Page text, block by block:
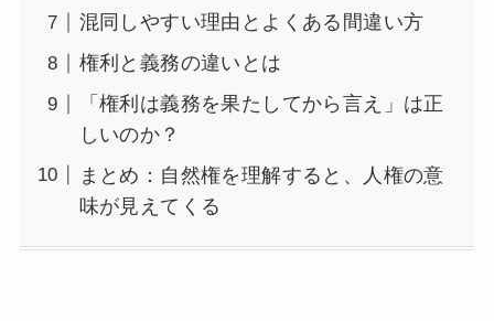
混同しやすい理由とよくある間違い方
権利と義務の違いとは
「権利は義務を果たしてから言え」は正
しいのか？
まとめ：自然権を理解すると、人権の意
味が見えてくる